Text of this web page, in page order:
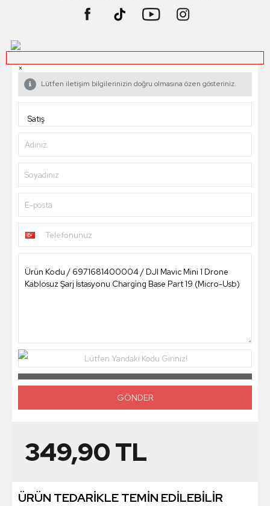
×
Lütfen iletişim bilgilerinizin doğru olmasına özen gösteriniz.
Adınız
Soyadınız
E-posta
Telefonunuz
Lütfen Yandaki Kodu Giriniz!
349,90TL
ÜRÜN TEDARİKLE TEMİN EDİLEBİLİR